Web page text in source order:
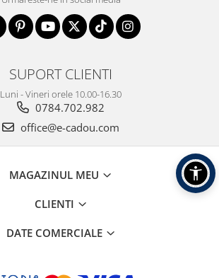
SUPORT CLIENTI
Luni - Vineri orele 10.00-16.30
0784.702.982
office@e-cadou.com
MAGAZINUL MEU
CLIENTI
DATE COMERCIALE